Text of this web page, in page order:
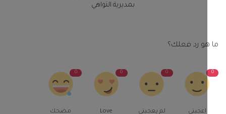
بمديرية التواهي
رد فعلك؟
لم يعجبنى مضحك